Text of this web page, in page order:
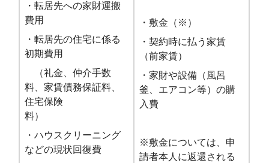
・転居先への家財運搬
費用
・転居先の住宅に係る
初期費用
（礼金、仲介手数
料、家賃債務保証料、
住宅保険
料）
・ハウスクリーニング
などの現状回復費
・敷金（※）
・契約時に払う家賃
（前家賃）
・家財や設備（風呂
釜、エアコン等）の購
入費
※敷金については、申
請者本人に返還される